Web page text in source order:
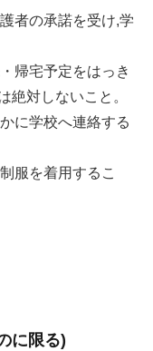
者の承諾を受け,学
帰宅予定をはっき
絶対しないこと。
に学校へ連絡する
服を着用するこ
に限る)